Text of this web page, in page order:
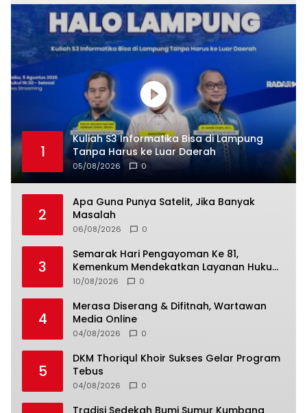
1
Kuliah S3 Informatika Bisa di Lampung
Tanpa Harus ke Luar Daerah
05/08/2026 0
2
Apa Guna Punya Satelit, Jika Banyak
Masalah
06/08/2026 0
3
Semarak Hari Pengayoman Ke 81,
Kemenkum Mendekatkan Layanan Hukum
Kepada Masyarakat
10/08/2026 0
4
Merasa Diserang & Difitnah, Wartawan
Media Online
04/08/2026 0
5
DKM Thoriqul Khoir Sukses Gelar Program
Tebus
04/08/2026 0